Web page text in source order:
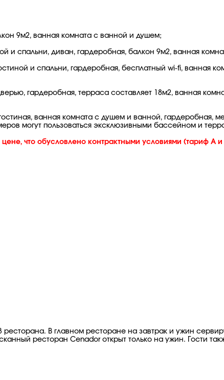
9м2, ванная комната с ванной и душем;
и спальни, диван, гардеробная, балкон 9м2, ванная
и спальни, гардеробная, бесплатный wi-fi, ванная
гардеробная, терраса составляет 18м2, ванная
ванная комната с душем и ванной, гардеробная,
могут пользоваться эксклюзивными бассейном и
что обусловлено контрактными условиями (тариф А и
В главном ресторане на завтрак и ужин
ресторан Cenador открыт только на ужин. Гости